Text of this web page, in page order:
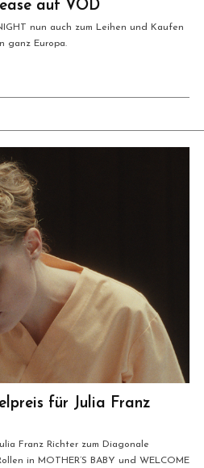
auf VOD
nun auch zum Leihen und Kaufen
ganz Europa.
für Julia Franz
Franz Richter zum Diagonale
in MOTHER’S BABY und WELCOME